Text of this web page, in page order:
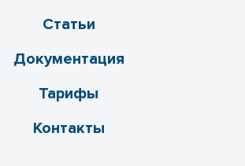
Статьи
Документация
Тарифы
Контакты